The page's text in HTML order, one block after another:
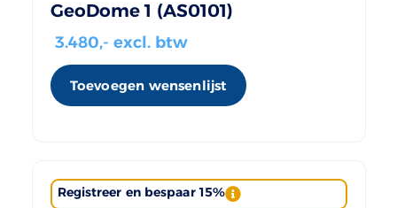
GeoDome 1 (AS0101)
3.480,- excl. btw
Toevoegen wensenlijst
Registreer en bespaar 15%